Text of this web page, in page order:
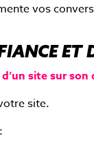
vos
ET
site sur son
site.